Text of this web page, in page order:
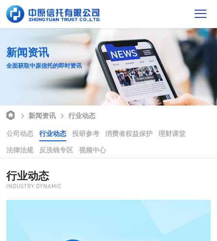
新闻资讯
全面获取中原信托的即时资讯
新闻资讯
行业动态
公司动态
行业动态 投研参考 消费者权益保护
理财课堂
法律法规
反洗钱专区 视频中心
行业动态
INDUSTRY DYNAMIC